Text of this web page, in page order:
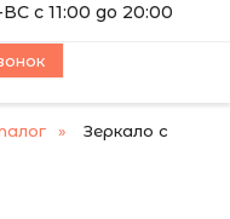
с 11:00 до 20:00
Зеркало с